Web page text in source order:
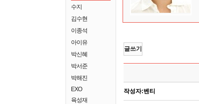
수지
김수현
이종석
아이유
박신혜
박서준
박해진
EXO
육성재
글쓰기
작성자:벤티